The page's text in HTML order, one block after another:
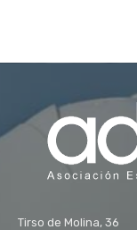
Tirso de Molina,